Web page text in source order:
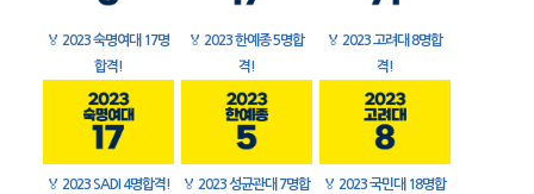
🏅 2023 숙명여대 17명
합격!
🏅 2023 한예종 5명합
격!
🏅 2023 고려대 8명합
격!
🏅 2023 SADI 4명합격! 🏅 2023 성균관대 7명합
🏅 2023 국민대 18명합